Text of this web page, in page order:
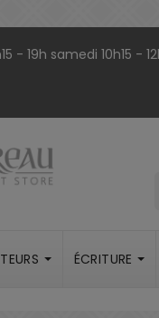
- 19h samedi 10h15 -
ÉCRITURE